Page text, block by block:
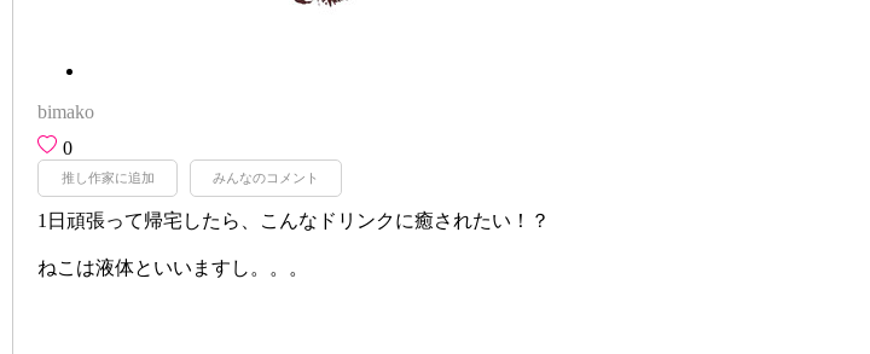
bimako
0
推し作家に追加 みんなのコメント
1日頑張って帰宅したら、こんなドリンクに癒されたい！？
ねこは液体といいますし。。。